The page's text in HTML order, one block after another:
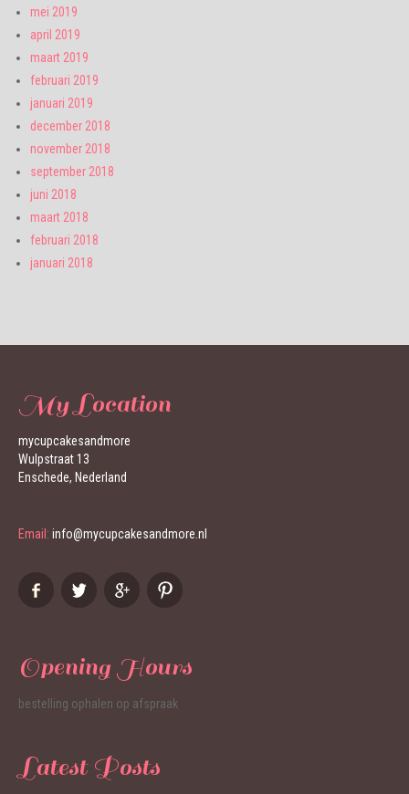
mei 2019
april 2019
maart 2019
februari 2019
januari 2019
december 2018
november 2018
september 2018
juni 2018
maart 2018
februari 2018
januari 2018
My Location
mycupcakesandmore
Wulpstraat 13
Enschede, Nederland
Email: info@mycupcakesandmore.nl
Opening Hours
bestelling ophalen op afspraak
Latest Posts